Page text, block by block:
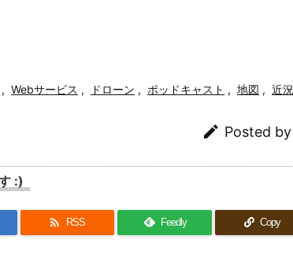
, Webサービス , ドローン , ポッドキャスト , 地図 , 近況
 Posted by
:)
 RSS Feedly Copy